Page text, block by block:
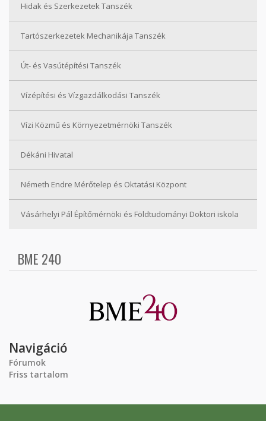
Hidak és Szerkezetek Tanszék
Tartószerkezetek Mechanikája Tanszék
Út- és Vasútépítési Tanszék
Vízépítési és Vízgazdálkodási Tanszék
Vízi Közmű és Környezetmérnöki Tanszék
Dékáni Hivatal
Németh Endre Mérőtelep és Oktatási Központ
Vásárhelyi Pál Építőmérnöki és Földtudományi Doktori iskola
BME 240
Navigáció
Fórumok
Friss tartalom